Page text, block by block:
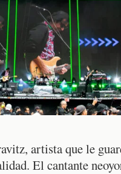
artista que le
El cantante